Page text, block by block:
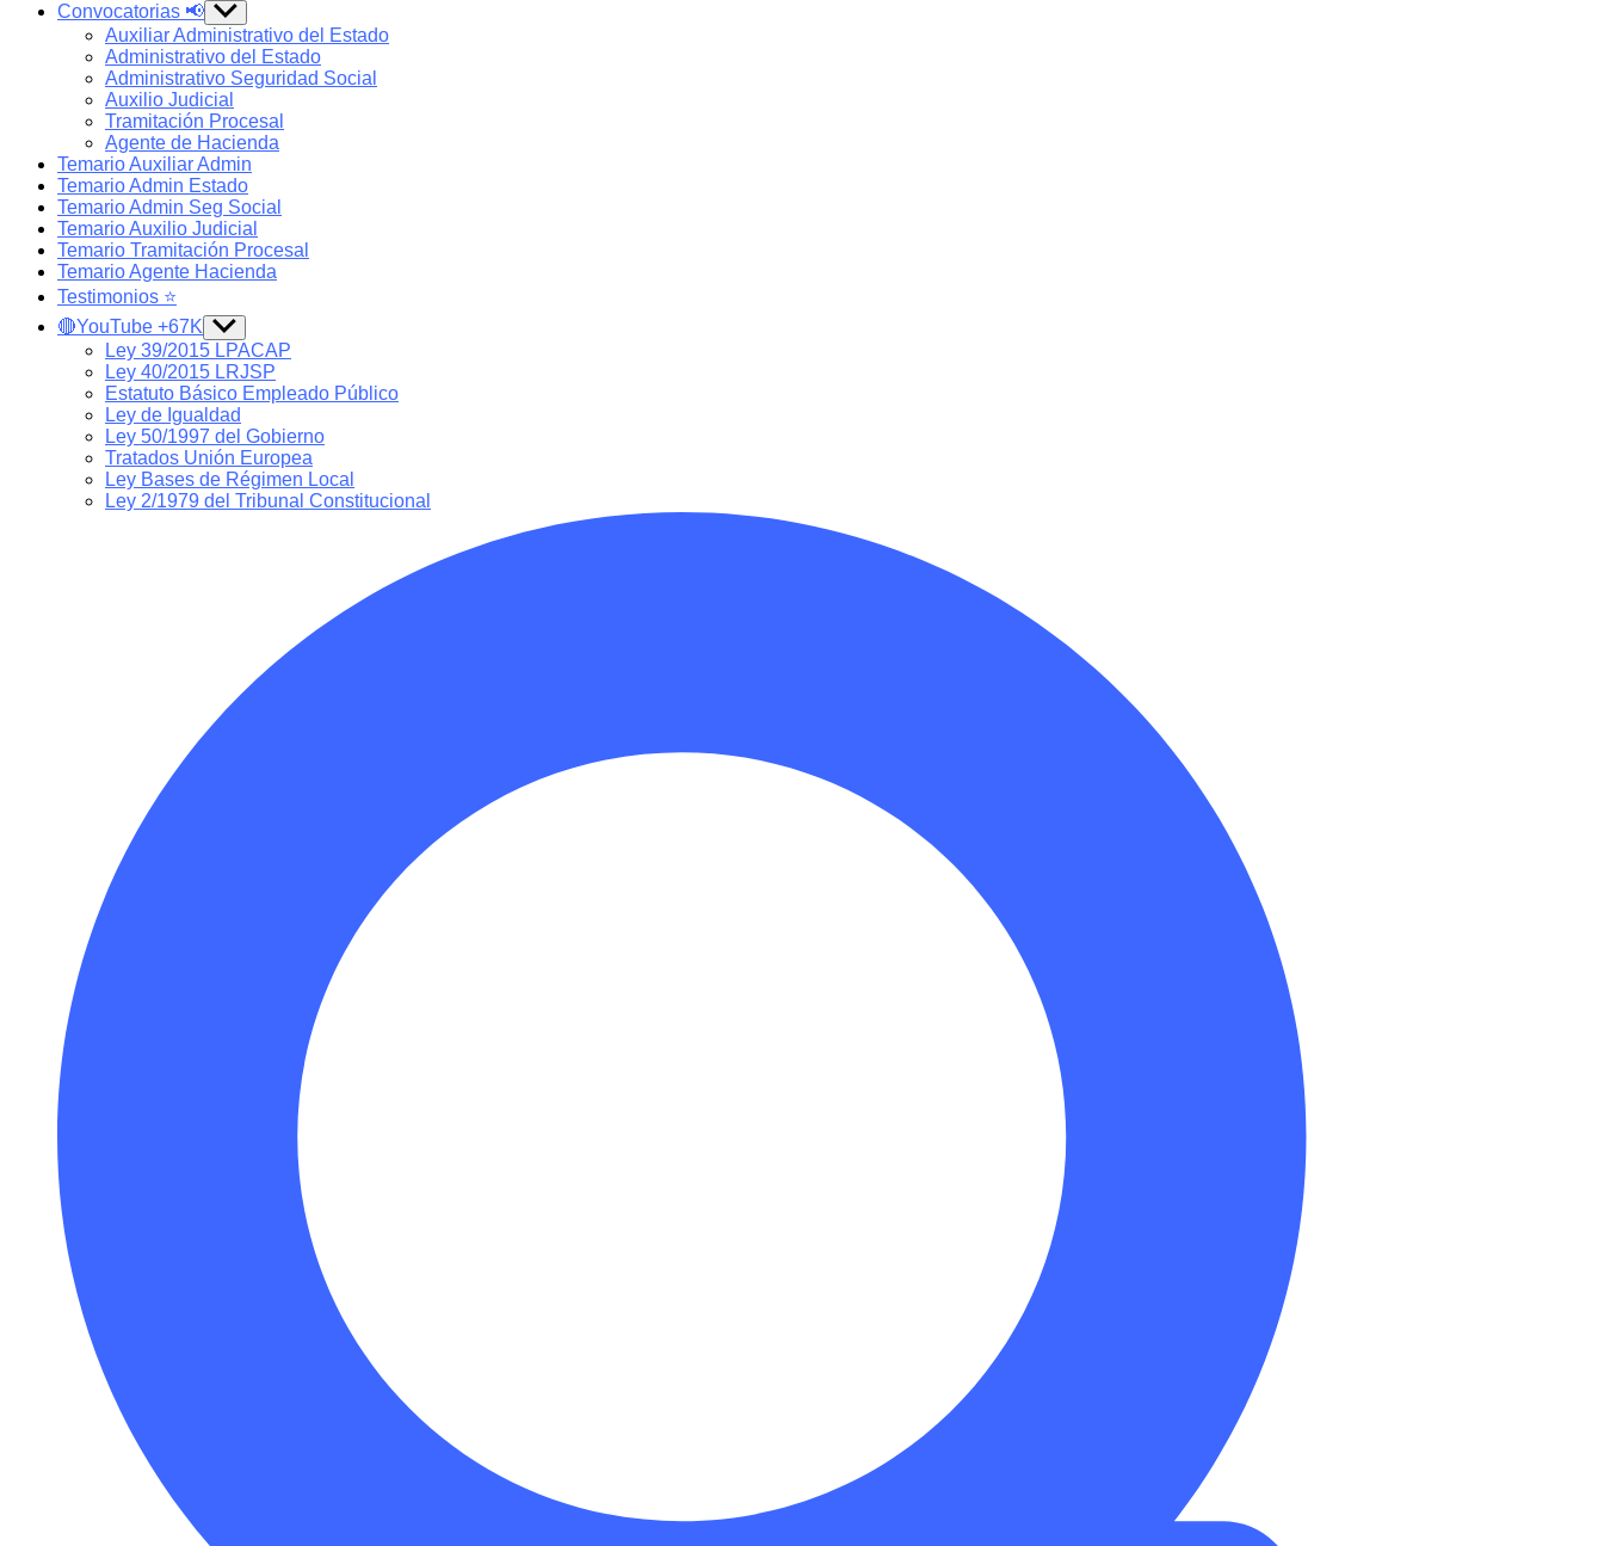
Convocatorias 📢 Show
sub
menu
Auxiliar Administrativo del Estado
Administrativo del Estado
Administrativo Seguridad Social
Auxilio Judicial
Tramitación Procesal
Agente de Hacienda
Temario Auxiliar Admin
Temario Admin Estado
Temario Admin Seg Social
Temario Auxilio Judicial
Temario Tramitación Procesal
Temario Agente Hacienda
Testimonios ⭐️
🔴YouTube +67K Show
sub
menu
Ley 39/2015 LPACAP
Ley 40/2015 LRJSP
Estatuto Básico Empleado Público
Ley de Igualdad
Ley 50/1997 del Gobierno
Tratados Unión Europea
Ley Bases de Régimen Local
Ley 2/1979 del Tribunal Constitucional